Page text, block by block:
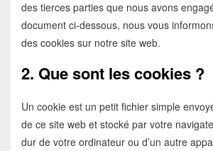
des tierces parties que nous avons
document ci-dessous, nous vous
des cookies sur notre site web.
2. Que sont les cookies ?
Un cookie est un petit fichier simple
de ce site web et stocké par votre
dur de votre ordinateur ou d’un autre